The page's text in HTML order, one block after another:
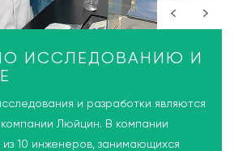
ИССЛЕДОВАНИЮ И
и разработки являются
Люйцин. В компании
10 инженеров, занимающихся